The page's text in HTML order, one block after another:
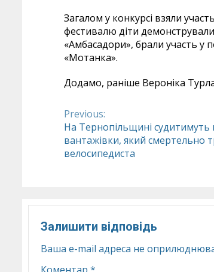
Загалом у конкурсі взяли
фестивалю діти демонстрували
«Амбасадори», брали участь у
«Мотанка».
Додамо, раніше Вероніка
Continue
Reading
Previous:
На Тернопільщині судитимуть
вантажівки, який смертельно
велосипедиста
Залишити відповідь
Ваша e-mail адреса не